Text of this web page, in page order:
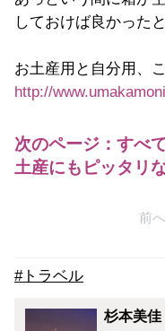
しておけば良かった
お土産用と自分用、
http://
次のページ：すべ
土産にもピッタリ
前へ
#トラベル
杉本美佳